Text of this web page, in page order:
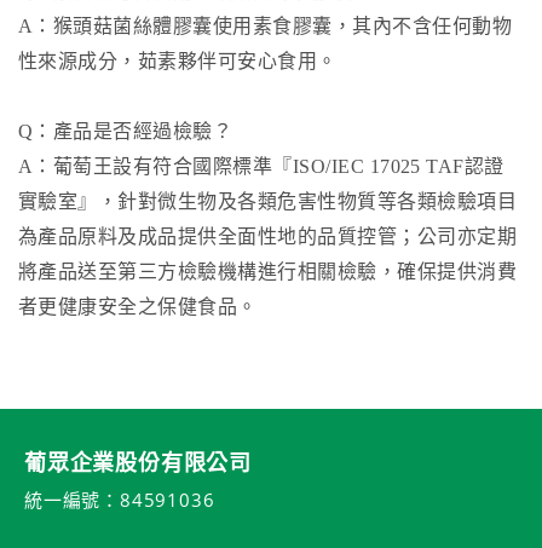
A：猴頭菇菌絲體膠囊使用素食膠囊，其內不含任何動物
性來源成分，茹素夥伴可安心食用。
Q：產品是否經過檢驗？
A：葡萄王設有符合國際標準『ISO/IEC 17025 TAF認證
實驗室』，針對微生物及各類危害性物質等各類檢驗項目
為產品原料及成品提供全面性地的品質控管；公司亦定期
將產品送至第三方檢驗機構進行相關檢驗，確保提供消費
者更健康安全之保健食品。
葡眾企業股份有限公司
統一編號：84591036